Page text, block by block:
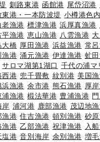
釧路東港 函館港 尾岱沼港
東港・一本防波堤 小樽港色
老漁港 標津漁港 浜厚真漁港
平漁港 恵山漁港 八雲漁港
大橋 厚田漁港 浜益漁港 常
漁港 涌元漁港 伊達漁港 虻
サロマ湖第1湖口 千代の浦マ
西港 兜千畳敷 紋別港 美国
浜漁港 余市港 熊石漁港 厚
浦漁港 椴法華港 豊浦漁港
岸 浦河港 鹿部漁港 茂辺地
漁港 住吉漁港 頓別漁港 砂
漁港 乙部漁港 祝津漁港 入
塩港 音別海岸 余別漁港 増